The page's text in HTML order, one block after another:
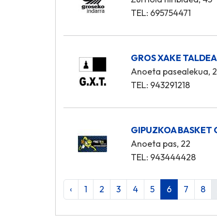
TEL: 695754471
GROS XAKE TALDEA
Anoeta pasealekua,
TEL: 943291218
GIPUZKOA BASKET
Anoeta pas, 22
TEL: 943444428
‹ 1 2 3 4 5 6 7 8